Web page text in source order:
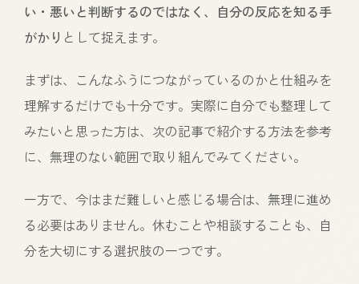
い・悪いと判断するのではなく、自分の反応を知る手
がかり として捉えます。
まずは、こんなふうにつながっているのかと仕組みを
理解するだけでも十分です。実際に自分でも整理して
みたいと思った方は、次の記事で紹介する方法を参考
に、無理のない範囲で取り組んでみてください。
一方で、今はまだ難しいと感じる場合は、無理に進め
る必要はありません。休むことや相談することも、自
分を大切にする選択肢の一つです。